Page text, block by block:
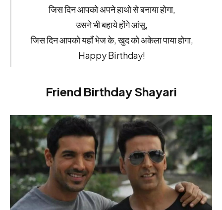
जिस दिन आपको अपने हाथो से बनाया होगा,
उसने भी बहाये होंगे आंसू,
जिस दिन आपको यहाँ भेज के, खुद को अकेला पाया होगा,
Happy Birthday!
Friend Birthday Shayari